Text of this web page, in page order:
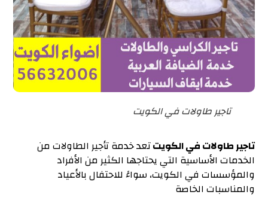
تاجير طاولات في الكويت
تاجير طاولات في الكويتتعد خدمة تأجير الطاولات من
الخدمات الأساسية التي يحتاجها الكثير من الأفراد
والمؤسسات في الكويت، سواءً للاحتفال بالأعياد
والمناسبات الخاصة